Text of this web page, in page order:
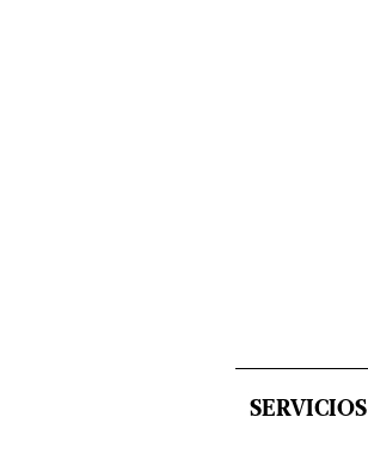
SERVICIOS